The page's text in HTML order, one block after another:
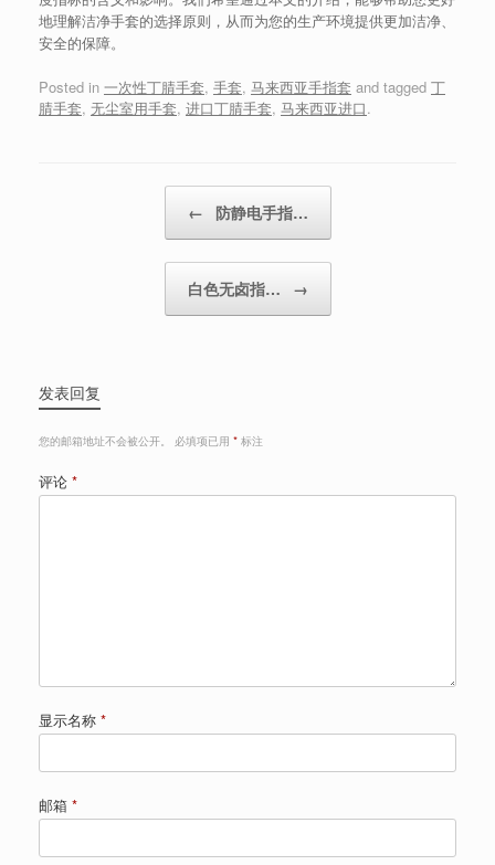
地理解洁净手套的选择原则，从而为您的生产环境提供更加洁净、
安全的保障。
Posted in 一次性丁腈手套, 手套, 马来西亚手指套 and tagged 丁
腈手套, 无尘室用手套, 进口丁腈手套, 马来西亚进口.
← 防静电手指…
白色无卤指… →
发表回复
您的邮箱地址不会被公开。 必填项已用 * 标注
评论 *
显示名称 *
邮箱 *